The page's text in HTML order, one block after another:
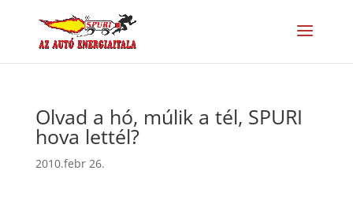
Olvad a hó, múlik a tél, SPURI
hova lettél?
2010.febr 26.